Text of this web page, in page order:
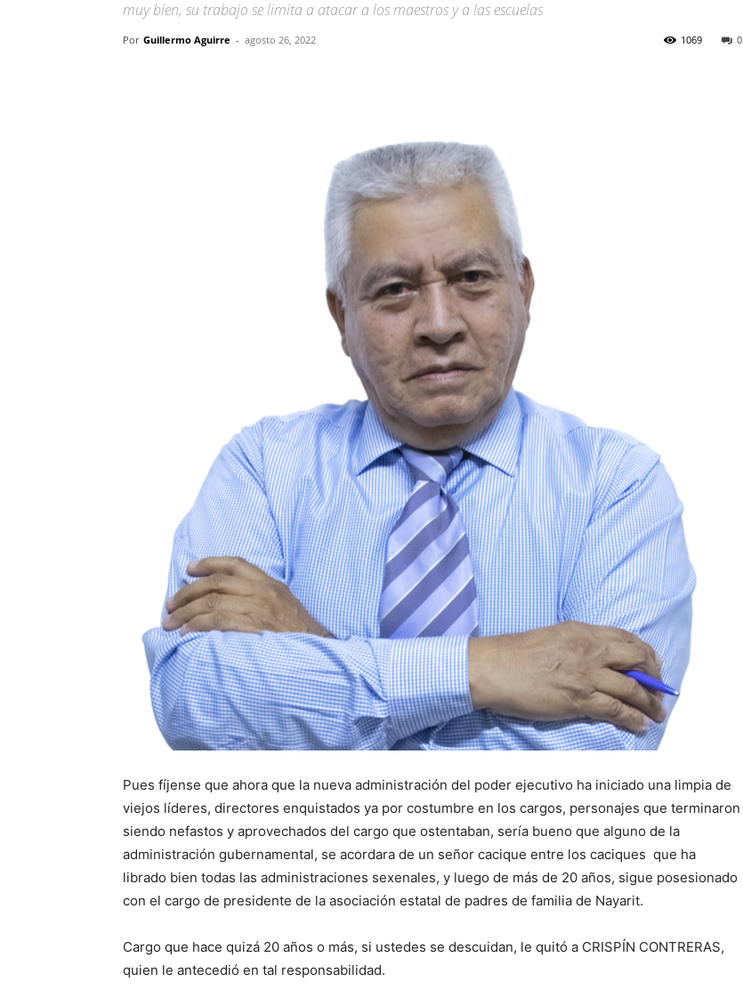
muy bien, su trabajo se limita a atacar a los maestros y a las escuelas
Por Guillermo Aguirre - agosto 26, 2022 0
1069
Pues fíjense que ahora que la nueva administración del poder ejecutivo ha iniciado una limpia de
viejos líderes, directores enquistados ya por costumbre en los cargos, personajes que terminaron
siendo nefastos y aprovechados del cargo que ostentaban, sería bueno que alguno de la
administración gubernamental, se acordara de un señor cacique entre los caciques que ha
librado bien todas las administraciones sexenales, y luego de más de 20 años, sigue posesionado
con el cargo de presidente de la asociación estatal de padres de familia de Nayarit.
Cargo que hace quizá 20 años o más, si ustedes se descuidan, le quitó a CRISPÍN CONTRERAS,
quien le antecedió en tal responsabilidad.